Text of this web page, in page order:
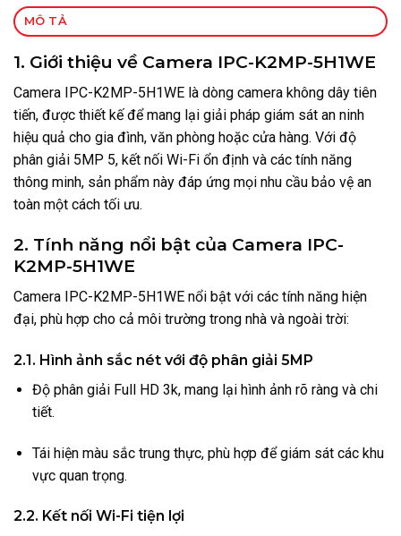
MÔ TẢ
1. Giới thiệu về Camera IPC-K2MP-5H1WE
Camera IPC-K2MP-5H1WE là dòng camera không dây tiên
tiến, được thiết kế để mang lại giải pháp giám sát an ninh
hiệu quả cho gia đình, văn phòng hoặc cửa hàng. Với độ
phân giải 5MP 5, kết nối Wi-Fi ổn định và các tính năng
thông minh, sản phẩm này đáp ứng mọi nhu cầu bảo vệ an
toàn một cách tối ưu.
2. Tính năng nổi bật của Camera IPC-
K2MP-5H1WE
Camera IPC-K2MP-5H1WE nổi bật với các tính năng hiện
đại, phù hợp cho cả môi trường trong nhà và ngoài trời:
2.1. Hình ảnh sắc nét với độ phân giải 5MP
Độ phân giải Full HD 3k, mang lại hình ảnh rõ ràng và chi
tiết.
Tái hiện màu sắc trung thực, phù hợp để giám sát các khu
vực quan trọng.
2.2. Kết nối Wi-Fi tiện lợi